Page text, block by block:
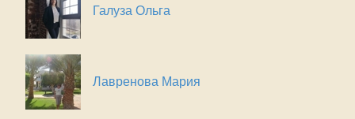
Галуза Ольга
Лавренова Мария